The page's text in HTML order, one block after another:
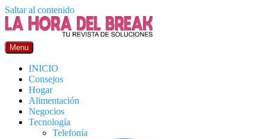
Saltar al contenido
Menu
INICIO
Consejos
Hogar
Alimentación
Negocios
Tecnología
Telefonía